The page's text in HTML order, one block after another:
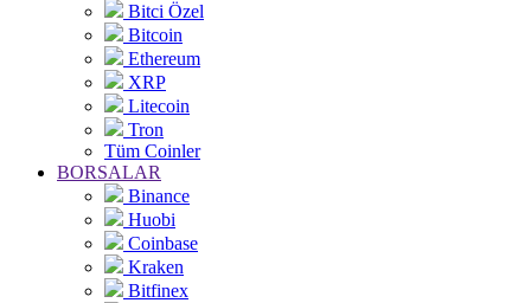
Bitci Özel
Bitcoin
Ethereum
XRP
Litecoin
Tron
Tüm Coinler
BORSALAR
Binance
Huobi
Coinbase
Kraken
Bitfinex